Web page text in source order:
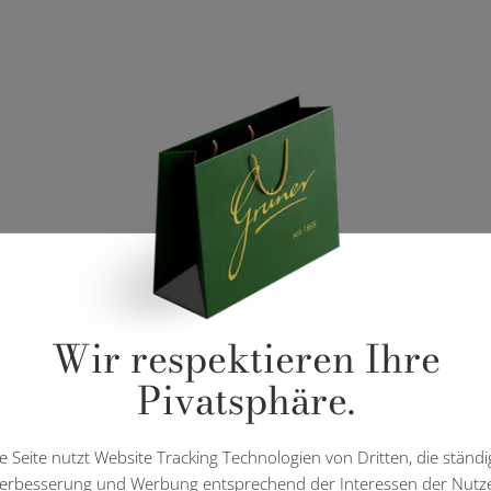
Wir respektieren Ihre
Pivatsphäre.
Seite nutzt Website Tracking Technologien von Dritten, die
und Werbung entsprechend der Interessen der